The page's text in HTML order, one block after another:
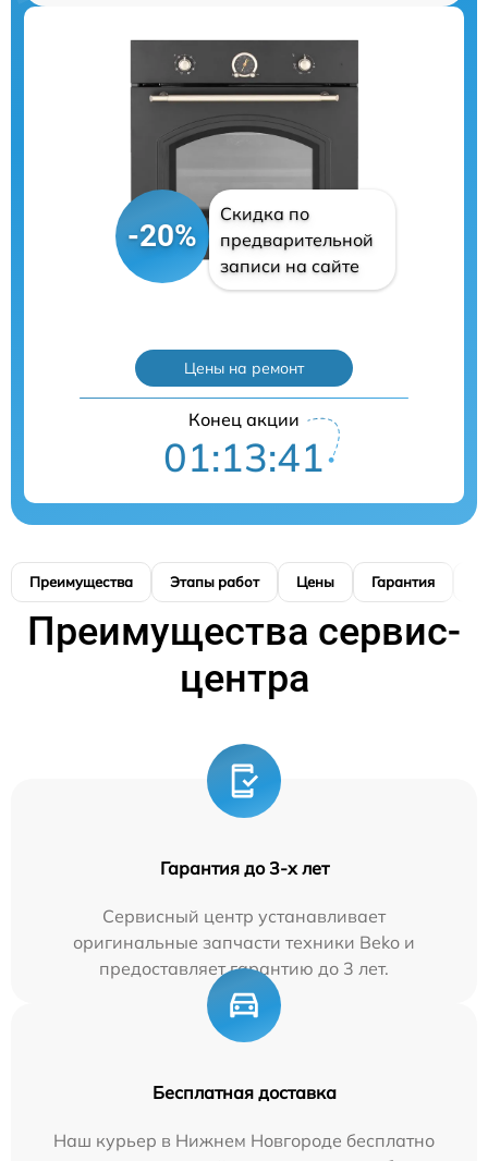
-20%
Скидка по
предварительной
записи на сайте
Цены на ремонт
Конец акции
01:13:40
Преимущества Этапы работ Цены Гарантия
Преимущества сервис-
центра
Гарантия до 3-х лет
Сервисный центр устанавливает
оригинальные запчасти техники Beko и
предоставляет гарантию до 3 лет.
Бесплатная доставка
Наш курьер в Нижнем Новгороде бесплатно